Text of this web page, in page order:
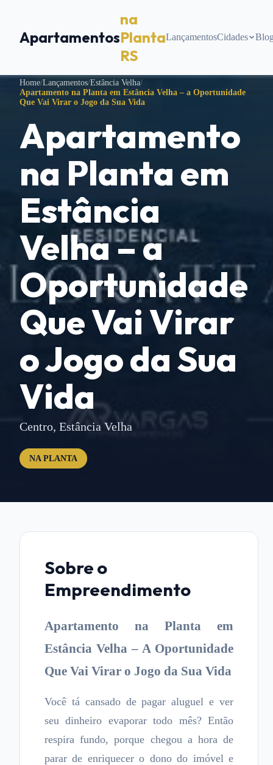
Apartamentos
na
Planta
RS
LançamentosCidades
Home/Lançamentos/Estância Velha/
Apartamento na Planta em Estância Velha – a Oportunidade
Que Vai Virar o Jogo da Sua Vida
Apartamento
na Planta em
Estância
Velha – a
Oportunidade
Que Vai Virar
o Jogo da Sua
Vida
Centro, Estância Velha
NA PLANTA
Sobre o
Empreendimento
Apartamento na Planta em
Estância Velha – A Oportunidade
Que Vai Virar o Jogo da Sua Vida
Você tá cansado de pagar aluguel e ver
seu dinheiro evaporar todo mês? Então
respira fundo, porque chegou a hora de
parar de enriquecer o dono do imóvel e